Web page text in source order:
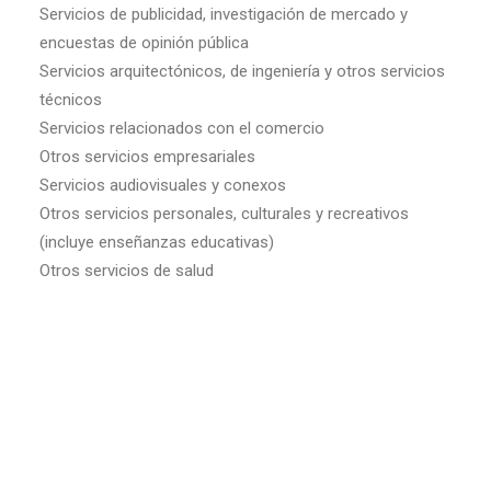
Servicios de publicidad, investigación de mercado y
encuestas de opinión pública
Servicios arquitectónicos, de ingeniería y otros servicios
técnicos
Servicios relacionados con el comercio
Otros servicios empresariales
Servicios audiovisuales y conexos
Otros servicios personales, culturales y recreativos
(incluye enseñanzas educativas)
Otros servicios de salud